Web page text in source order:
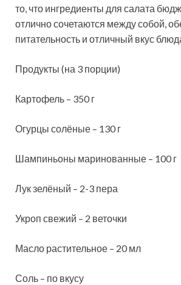
то, что ингредиенты для салата
отлично сочетаются между собой,
питательность и отличный вкус
Продукты (на 3 порции)
Картофель – 350 г
Огурцы солёные – 130 г
Шампиньоны маринованные – 100 г
Лук зелёный – 2-3 пера
Укроп свежий – 2 веточки
Масло растительное – 20 мл
Соль – по вкусу